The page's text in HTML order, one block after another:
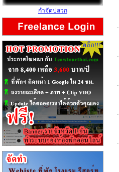
กำจัดปลวก